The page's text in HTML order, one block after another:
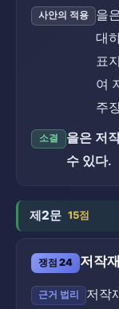
사안의 적용
을
대
표
여
주
소결
을은 저
수 있다.
제2문 15점
쟁점 24 저작
근거 법리
저작